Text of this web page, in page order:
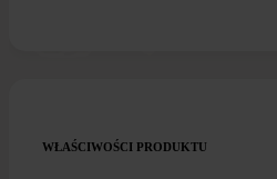
WŁAŚCIWOŚCI PRODUKTU